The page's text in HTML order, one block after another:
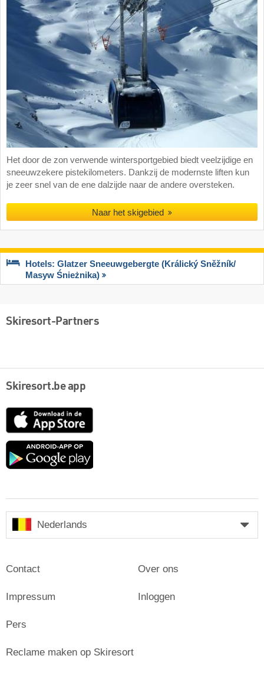
Het door de zon verwende wintersportgebied biedt veelzijdige en
sneeuwzekere pistekilometers. Dankzij de modernste liften kun
je zeer snel van de ene dalzijde naar de andere oversteken.
Naar het skigebied
Hotels: Glatzer Sneeuwgebergte (Králický Sněžník/​
Masyw Śnieżnika)
Skiresort-Partners
Skiresort.be app
App
Google
Nederlands
Contact
Impressum
Pers
Over ons
Inloggen
Reclame maken op Skiresort